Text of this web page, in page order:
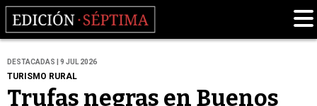
DESTACADAS | 9 JUL 2026
TURISMO RURAL
Trufas negras en Buenos